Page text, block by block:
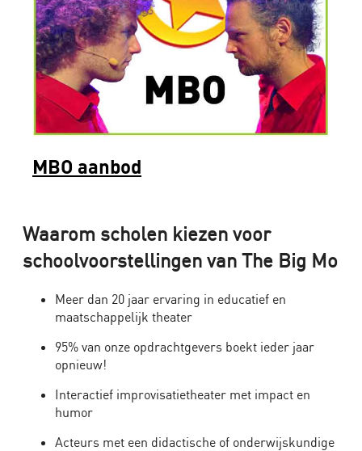
MBO aanbod
Waarom scholen kiezen voor
schoolvoorstellingen van The Big Mo
Meer dan 20 jaar ervaring in educatief en
maatschappelijk theater
95% van onze opdrachtgevers boekt ieder jaar
opnieuw!
Interactief improvisatietheater met impact en
humor
Acteurs met een didactische of onderwijskundige
theater
voor
Voortgezet
Onderwijs
MBO
Interactieve
theatervoorstelling
op
school
voor
voortgezet
onderwijs
(middelbare
voorstellingen